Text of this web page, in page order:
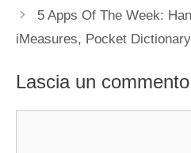
5 Apps Of The Week:
iMeasures, Pocket
Lascia un commento